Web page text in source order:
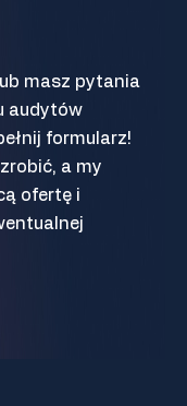
masz pytania
audytów
formularz!
a my
ofertę i